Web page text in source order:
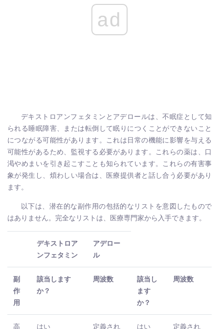
ad
デキストロアンフェタミンとアデロールは、不眠症として知
られる睡眠障害、または転倒して眠りにつくことができないこと
につながる可能性があります。これは日常の機能に影響を与える
可能性があるため、監視する必要があります。これらの薬は、口
渇やめまいを引き起こすことも知られています。これらの有害事
象が発生し、煩わしい場合は、医療提供者と話し合う必要があり
ます。
以下は、潜在的な副作用の包括的なリストを意図したもので
はありません。完全なリストは、医療専門家から入手できます。
デキストロア
ンフェタミン
アデロー
ル
副
作
用
該当します
か？
周波数
該当し
ます
か？
周波数
高 はい 定義され はい 定義され